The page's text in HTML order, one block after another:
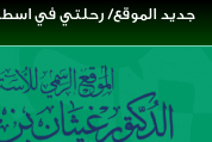
جديد الموقع/ رحلتي في